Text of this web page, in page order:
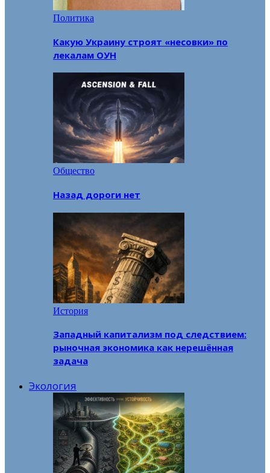
Политика
Какую Украину строят «несовки» по
лекалам ОУН
Общество
Назад дороги нет
История
Западный капитализм под следствием:
рыночная экономика как нерешённая
задача
Экология